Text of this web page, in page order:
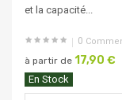
et la capacité...
0
à partir de 17,90 €
En Stock